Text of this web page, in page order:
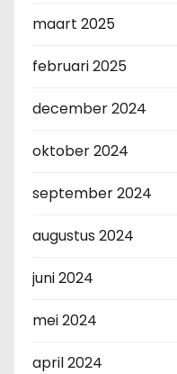
maart 2025
februari 2025
december 2024
oktober 2024
september 2024
augustus 2024
juni 2024
mei 2024
april 2024